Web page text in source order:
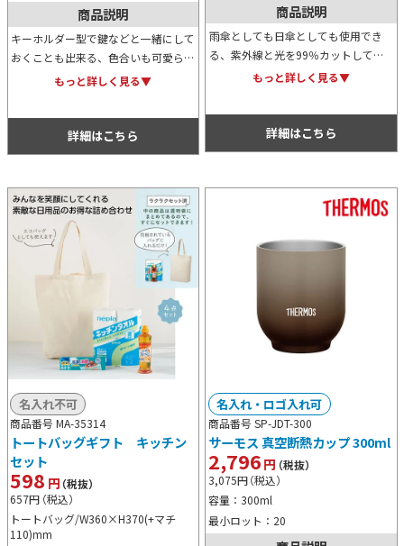
商品説明
キーホルダー型で鍵などと一緒にして
おくことも出来る、色合いも可愛らし
いパスケースです。カラーバリエーシ
もっと詳しく見る▼
詳細はこちら
商品説明
雨傘としても日傘としても使用でき
る、紫外線と光を99％カットしてく
れる折りたたみ傘です。ベージュとブ
ジェンダーレスでご利用いただけま
もっと詳しく見る▼
詳細はこちら
商品番号 MA-35314
トートバッグギフト キッチン
セット
598 円（税抜）
657円（税込）
トートバッグ/W360×H370(+マチ
110)mm
名入れ不可
商品番号 SP-JDT-300
サーモス 真空断熱カップ 300ml
2,796円（税抜）
3,075円（税込）
容量：300ml
最小ロット：20
名入れ・ロゴ入れ可